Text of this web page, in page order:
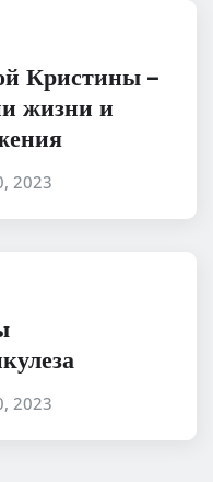
Кристины –
жизни и
2023
2023